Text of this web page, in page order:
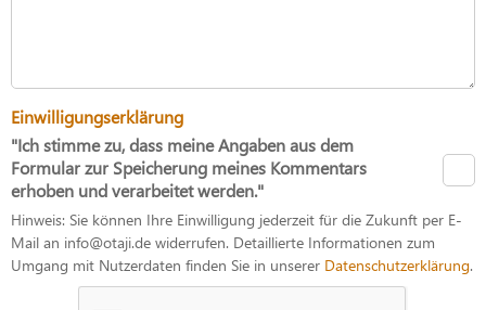
Einwilligungserklärung
"Ich stimme zu, dass meine Angaben aus dem
Formular zur Speicherung meines Kommentars
erhoben und verarbeitet werden."
Hinweis: Sie können Ihre Einwilligung jederzeit für die Zukunft per E-
Mail an info@otaji.de widerrufen. Detaillierte Informationen zum
Umgang mit Nutzerdaten finden Sie in unserer Datenschutzerklärung.